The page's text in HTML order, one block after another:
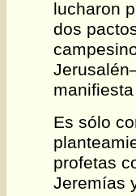
lucharon
dos
Es sólo
profetas
Jeremías